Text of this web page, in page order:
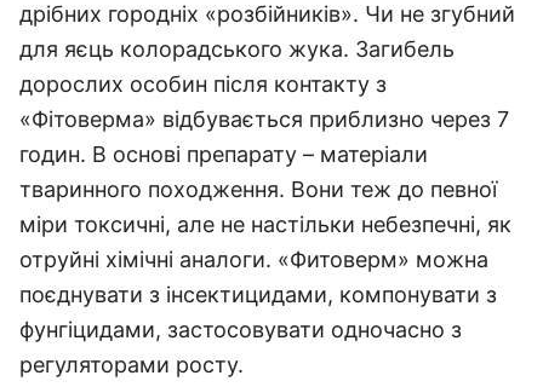
дрібних городніх «розбійників». Чи не згубний
для яєць колорадського жука. Загибель
дорослих особин після контакту з
«Фітоверма» відбувається приблизно через 7
годин. В основі препарату – матеріали
тваринного походження. Вони теж до певної
міри токсичні, але не настільки небезпечні, як
отруйні хімічні аналоги. «Фитоверм» можна
поєднувати з інсектицидами, компонувати з
фунгіцидами, застосовувати одночасно з
регуляторами росту.